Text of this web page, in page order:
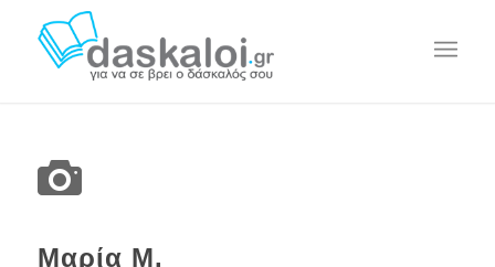
Μαρία Μ.